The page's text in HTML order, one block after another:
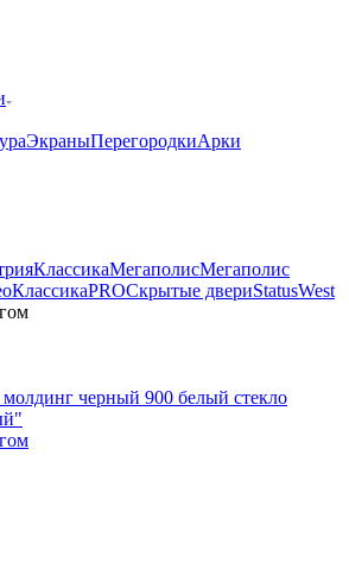
ЭкраныПерегородкиАрки
КлассикаМегаполисМегаполис
Скрытые двериStatusWest